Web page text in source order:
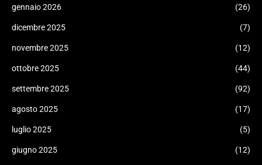
gennaio 2026 (26)
dicembre 2025 (7)
novembre 2025 (12)
ottobre 2025 (44)
settembre 2025 (92)
agosto 2025 (17)
luglio 2025 (5)
giugno 2025 (12)